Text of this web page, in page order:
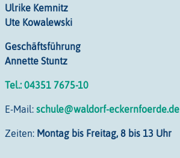
Ulrike Kemnitz
Ute Kowalewski
Geschäftsführung
Annette Stuntz
Tel.: 04351 7675-10
E-Mail: schule@waldorf-eckernfoerde.de
Zeiten: Montag bis Freitag, 8 bis 13 Uhr